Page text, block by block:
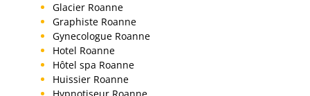
Glacier Roanne
Graphiste Roanne
Gynecologue Roanne
Hotel Roanne
Hôtel spa Roanne
Huissier Roanne